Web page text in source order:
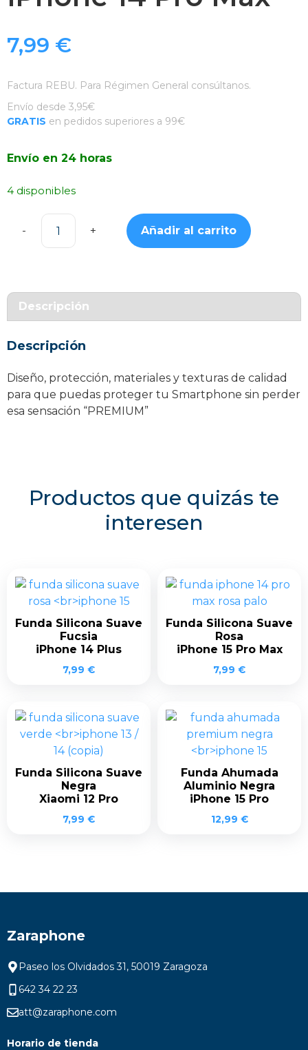
7,99 €
Factura REBU. Para Régimen General consúltanos.
Envío desde 3,95€
GRATIS en pedidos superiores a 99€
Envío en 24 horas
4 disponibles
Funda
iPhone
cantidad
Añadir al carrito
Descripción
Descripción
Diseño, protección, materiales y texturas de calidad
para que puedas proteger tu Smartphone sin perder
esa sensación “PREMIUM”
Productos que quizás te
interesen
Funda Silicona Suave
Fucsia
iPhone 14 Plus
7,99 €
Funda Silicona Suave
Rosa
iPhone 15 Pro Max
7,99 €
Funda Silicona Suave
Negra
Xiaomi 12 Pro
7,99 €
Funda Ahumada
Aluminio Negra
iPhone 15 Pro
12,99 €
Zaraphone
Paseo los Olvidados 31, 50019 Zaragoza
642 34 22 23
att@zaraphone.com
Horario de tienda